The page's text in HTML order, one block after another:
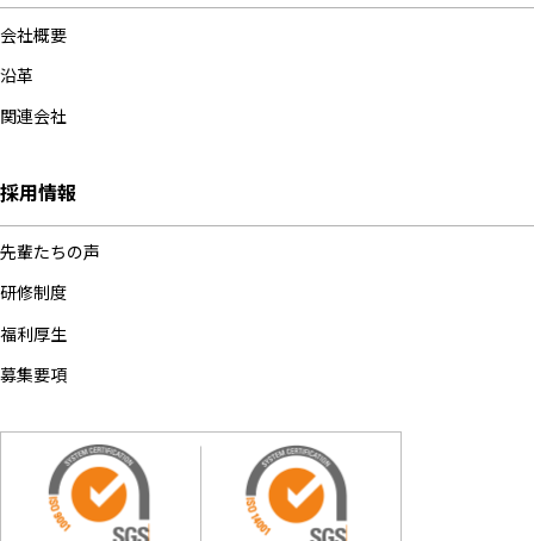
会社概要
沿革
関連会社
採用情報
先輩たちの声
研修制度
福利厚生
募集要項